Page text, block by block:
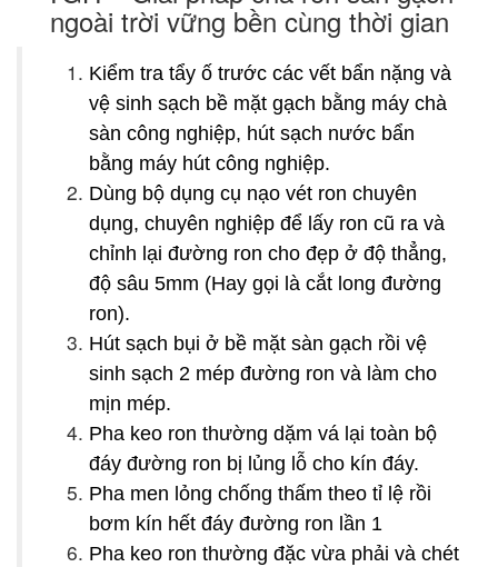
ngoài trời vững bền cùng thời gian
Kiểm tra tẩy ố trước các vết bẩn nặng và
vệ sinh sạch bề mặt gạch bằng máy chà
sàn công nghiệp, hút sạch nước bẩn
bằng máy hút công nghiệp.
Dùng bộ dụng cụ nạo vét ron chuyên
dụng, chuyên nghiệp để lấy ron cũ ra và
chỉnh lại đường ron cho đẹp ở độ thẳng,
độ sâu 5mm (Hay gọi là cắt long đường
ron).
Hút sạch bụi ở bề mặt sàn gạch rồi vệ
sinh sạch 2 mép đường ron và làm cho
mịn mép.
Pha keo ron thường dặm vá lại toàn bộ
đáy đường ron bị lủng lỗ cho kín đáy.
Pha men lỏng chống thấm theo tỉ lệ rồi
bơm kín hết đáy đường ron lần 1
Pha keo ron thường đặc vừa phải và chét